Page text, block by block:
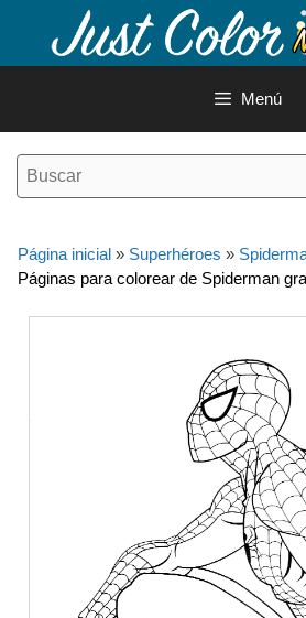
contenido
Menú
Página inicial » Superhéroes »
Páginas para colorear de Spiderman